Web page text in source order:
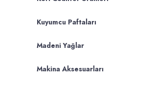
Kuyumcu Paftaları
Madeni Yağlar
Makina Aksesuarları